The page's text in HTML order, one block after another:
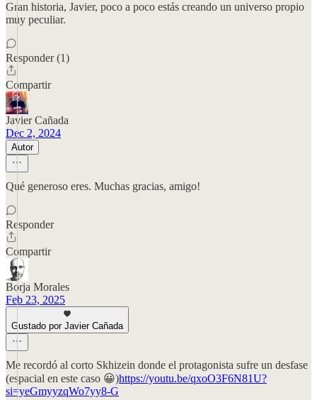
Gran historia, Javier, poco a poco estás creando un universo propio
muy peculiar.
Responder (1)
Compartir
Javier Cañada
Dec 2, 2024
Autor
Qué generoso eres. Muchas gracias, amigo!
Responder
Compartir
Borja Morales
Feb 23, 2025
Gustado por Javier Cañada
Me recordó al corto Skhizein donde el protagonista sufre un desfase
(espacial en este caso 😀)https://youtu.be/qxoO3F6N81U?
si=yeGmyyzqWo7yy8-G